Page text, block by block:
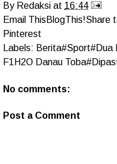
By Redaksi at 16:44
Email This BlogThis!Share
Pinterest
Labels: Berita#Sport#Dua
F1H2O Danau
No comments:
Post a Comment